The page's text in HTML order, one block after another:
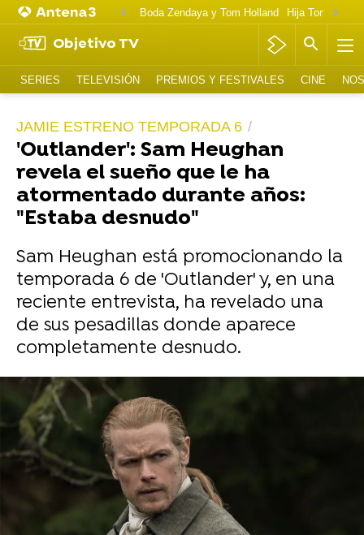
Boda Zendaya y Tom Holland Hija Tom
Objetivo TV
SERIES TELEVISIÓN PREMIOS Y FESTIVALES CINE
JAMIE ESTRENO TEMPORADA 6
'Outlander': Sam Heughan
revela el sueño que le ha
atormentado durante años:
"Estaba desnudo"
Sam Heughan está promocionando la
temporada 6 de 'Outlander' y, en una
reciente entrevista, ha revelado una
de sus pesadillas donde aparece
completamente desnudo.
J. Carlos López Ruedas
Madrid